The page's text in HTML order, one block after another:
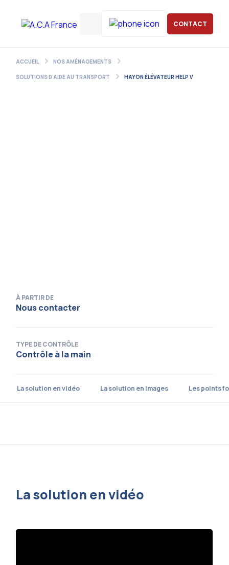
CONTACT
ACCUEIL NOS AMÉNAGEMENTS
SOLUTIONS D'AIDE AU TRANSPORT HAYON ÉLÉVATEUR HELP V
À PARTIR DE
Nous contacter
TYPE DE CONTRÔLE
Contrôle à la main
La solution en vidéo La solution en images Les points
La solution en vidéo